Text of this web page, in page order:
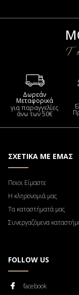
Δωρεάν
Μεταφορικά
για παραγγελίες
άνω των 50€
ΣΧΕΤΙΚΑ ΜΕ ΕΜΑΣ
Ποιοι Είμαστε
Η κληρονομιά μας
Τα καταστήματά μας
Συνεργαζόμενα
FOLLOW US
facebook